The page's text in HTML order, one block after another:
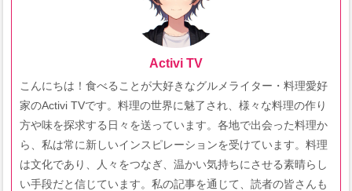
Activi TV
こんにちは！食べることが大好きなグルメライター・料理愛好
家のActivi TVです。料理の世界に魅了され、様々な料理の作り
方や味を探求する日々を送っています。各地で出会った料理か
ら、私は常に新しいインスピレーションを受けています。料理
は文化であり、人々をつなぎ、温かい気持ちにさせる素晴らし
い手段だと信じています。私の記事を通じて、読者の皆さんも